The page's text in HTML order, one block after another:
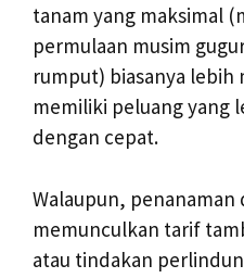
tanam yang maksimal
permulaan musim
rumput) biasanya
memiliki peluang yang
dengan cepat.
Walaupun, penanaman
memunculkan tarif
atau tindakan